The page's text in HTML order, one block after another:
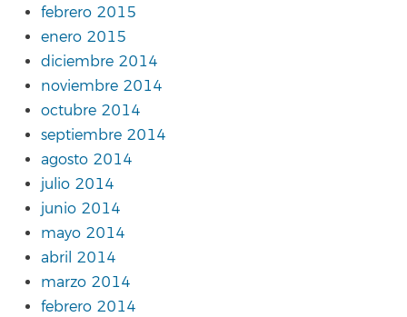
febrero 2015
enero 2015
diciembre 2014
noviembre 2014
octubre 2014
septiembre 2014
agosto 2014
julio 2014
junio 2014
mayo 2014
abril 2014
marzo 2014
febrero 2014